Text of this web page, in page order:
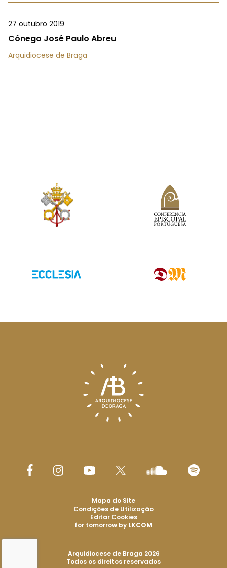
27 outubro 2019
Cónego José Paulo Abreu
Arquidiocese de Braga
Arquidiocese de Braga 2026
Todos os direitos reservados
Mapa do Site
Condições de Utilização
Editar Cookies
for tomorrow by LKCOM